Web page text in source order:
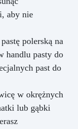
aby nie
polerską na
handlu pasty do
past do
w okrężnych
lub gąbki